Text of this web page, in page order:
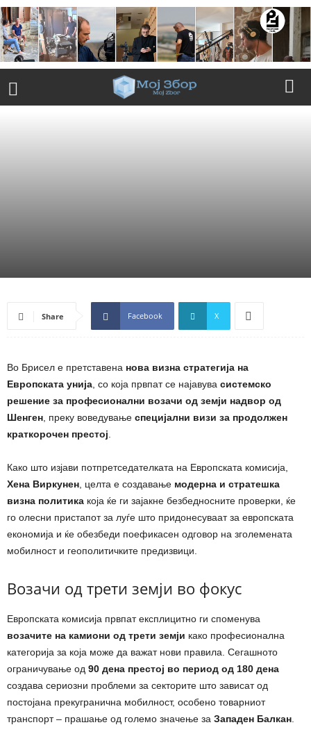
Share Facebook X
Во Брисел е претставена нова визна стратегија на
Европската унија , со која првпат се најавува системско
решение за професионални возачи од земји надвор од
Шенген , преку воведување специјални визи за продолжен
краткорочен престој
Како што изјави потпретседателката на Европската комисија,
Хена Виркунен , целта е создавање модерна и стратешка
визна политика која ќе ги зајакне безбедносните проверки, ќе
го олесни пристапот за луѓе што придонесуваат за европската
економија и ќе обезбеди поефикасен одговор на зголемената
мобилност и геополитичките предизвици.
Возачи од трети земји во фокус
Европската комисија првпат експлицитно ги споменува
возачите на камиони од трети земји како професионална
категорија за која може да важат нови правила. Сегашното
ограничување од 90 дена престој во период од 180 дена
создава сериозни проблеми за секторите што зависат од
постојана прекугранична мобилност, особено товарниот
транспорт – прашање од големо значење за Западен Балкан